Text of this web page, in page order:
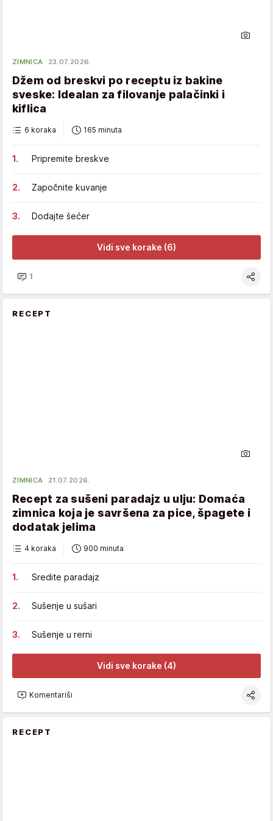
ZIMNICA 23.07.2026.
Džem od breskvi po receptu iz bakine
sveske: Idealan za filovanje palačinki i
kiflica
6 koraka 165 minuta
Pripremite breskve
Započnite kuvanje
Dodajte šećer
Vidi sve korake (6)
1
RECEPT
ZIMNICA 21.07.2026.
Recept za sušeni paradajz u ulju: Domaća
zimnica koja je savršena za pice, špagete i
dodatak jelima
4 koraka 900 minuta
Sredite paradajz
Sušenje u sušari
Sušenje u rerni
Vidi sve korake (4)
Komentariši
RECEPT